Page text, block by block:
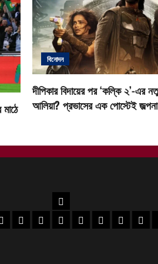
বিনোদন
দীপিকার বিদায়ের পর ‘কল্কি ২’-এর
আলিয়া? প্রভাসের এক পোস্টেই জল্পনা
খবর
বর্ধমান খবর
বীরভূম খবরমুর্শিদাবাদ খবর
উত্তরবঙ্গ
কোচবিহার নিউজ
আলিপুরদুয়ার খবর
জলপাইগুড়ি খবর
শিলিগুড়ি